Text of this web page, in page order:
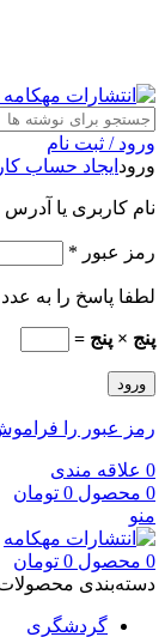
ورود / ثبت نام
ورود ایجاد حساب
نام کاربری یا آدرس
رمز عبور *
لطفا پاسخ را به
پنج × پنج =
ورود
رمز عبور را
0 علاقه مندی
0 محصول 0 تومان
منو
0 محصول 0 تومان
دسته‌بندی
گردشگری